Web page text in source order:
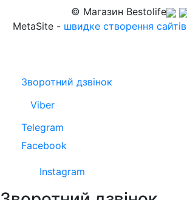
© Магазин Bestolife
MetaSite - швидке створення сайтів
Зворотний дзвінок
Viber
Telegram
Facebook
Instagram